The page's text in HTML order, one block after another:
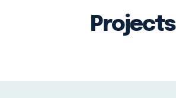
Projects